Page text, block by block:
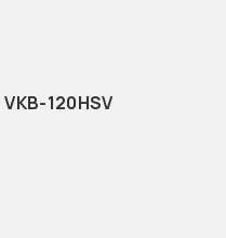
VKB-120HSV